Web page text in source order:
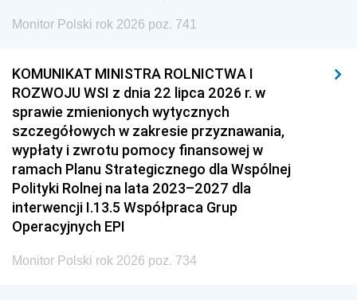
Monitor Polski rok 2026 poz. 741
KOMUNIKAT MINISTRA ROLNICTWA I
ROZWOJU WSI z dnia 22 lipca 2026 r. w
sprawie zmienionych wytycznych
szczegółowych w zakresie przyznawania,
wypłaty i zwrotu pomocy finansowej w
ramach Planu Strategicznego dla Wspólnej
Polityki Rolnej na lata 2023–2027 dla
interwencji I.13.5 Współpraca Grup
Operacyjnych EPI
Monitor Polski rok 2026 poz. 734